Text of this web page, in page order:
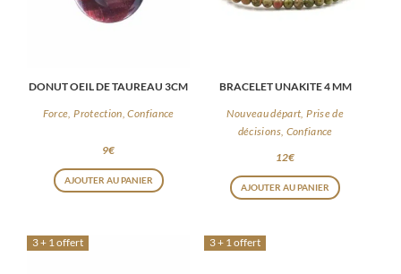
DONUT OEIL DE TAUREAU 3CM
Force, Protection, Confiance
9€
AJOUTER AU PANIER
BRACELET UNAKITE 4 MM
Nouveau départ, Prise de
décisions, Confiance
12€
AJOUTER AU PANIER
3 + 1 offert 3 + 1 offert